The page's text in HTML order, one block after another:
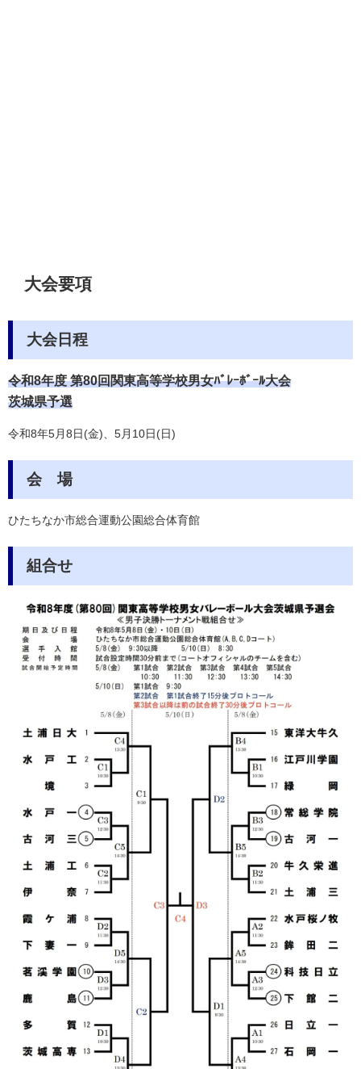
大会要項
大会日程
令和8年度 第80回関東高等学校男女ﾊﾞﾚｰﾎﾞｰﾙ大会
茨城県予選
令和8年5月8日(金)、5月10日(日)
会 場
ひたちなか市総合運動公園総合体育館
組合せ